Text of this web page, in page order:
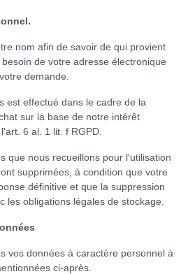
nom afin de savoir de qui provient
de votre adresse électronique
demande.
est effectué dans le cadre de la
sur la base de notre intérêt
6 al. 1 lit. f RGPD.
que nous recueillons pour l'utilisation
supprimées, à condition que votre
définitive et que la suppression
les obligations légales de stockage.
vos données à caractère personnel à
ci-après.